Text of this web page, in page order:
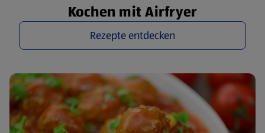
Kochen mit Airfryer
Rezepte entdecken